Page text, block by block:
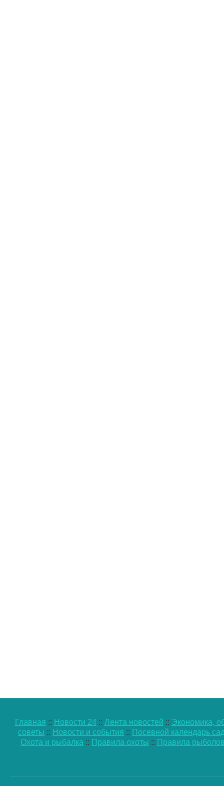
Главная :: Новости 24:: Лента новостей :: Экономика,
советы :: Новости и события :: Посевной календарь
Охота и рыбалка :: Правила охоты :: Правила